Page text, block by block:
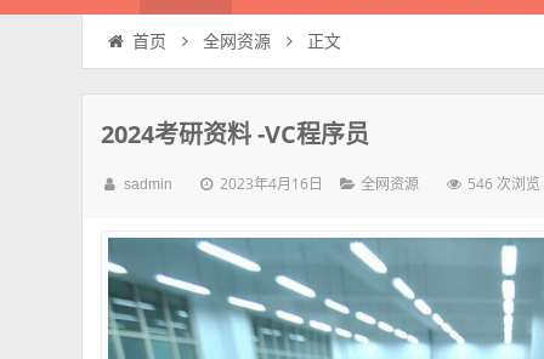
首页 全网资源 正文
2024考研资料 -VC程序员
sadmin 2023年4月16日 全网资源 546 次浏览